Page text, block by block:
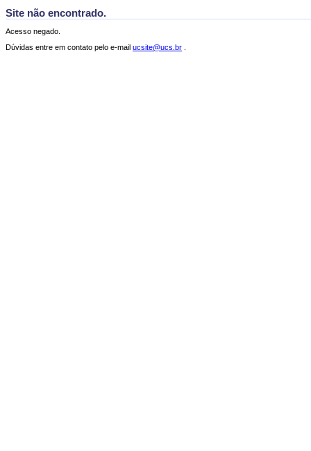
Site não encontrado.
Acesso negado.
Dúvidas entre em contato pelo e-mail ucsite@ucs.br